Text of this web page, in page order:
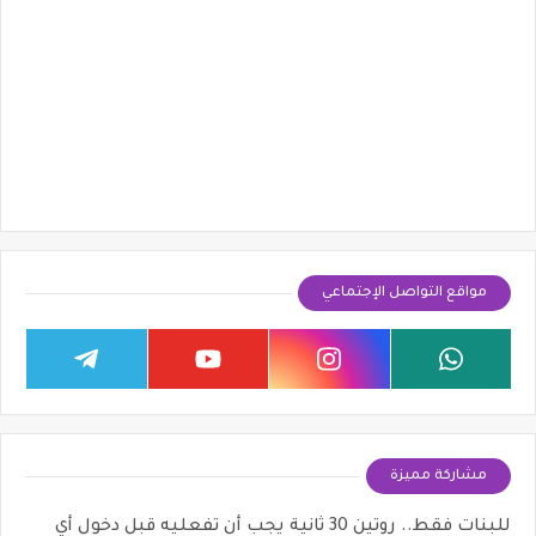
مواقع التواصل الإجتماعي
مشاركة مميزة
للبنات فقط.. روتين 30 ثانية يجب أن تفعليه قبل دخول أي